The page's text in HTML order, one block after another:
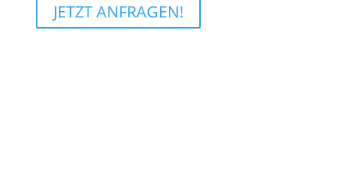
JETZT ANFRAGEN!